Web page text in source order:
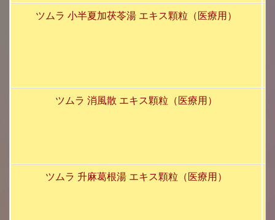
ツムラ 小半夏加茯苓湯 エキス顆粒（医療用）
ツムラ 消風散 エキス顆粒（医療用）
ツムラ 升麻葛根湯 エキス顆粒（医療用）